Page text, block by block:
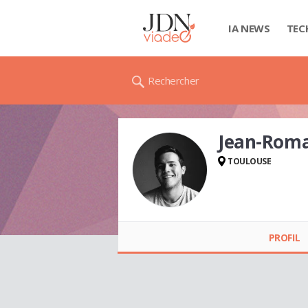
IA NEWS
Rechercher
Jean-
TOULOUSE
PROFIL